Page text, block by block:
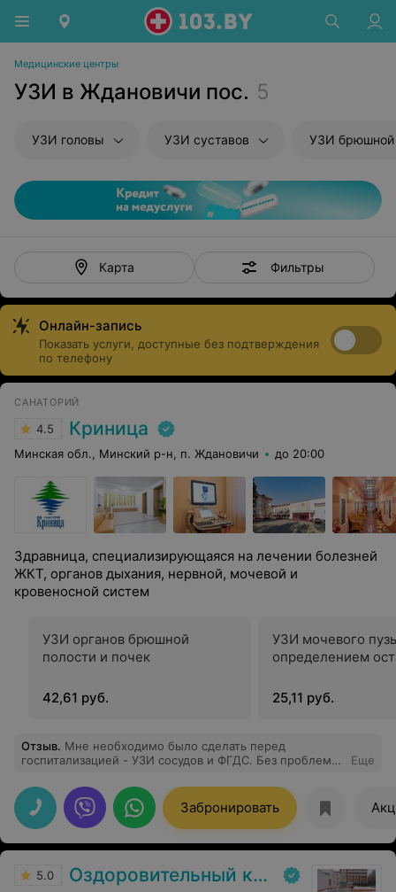
Медицинские центры
УЗИ в Ждановичи пос. 5
УЗИ головы УЗИ суставов УЗИ брюшной полости и
Карта Фильтры
Онлайн-запись
Показать услуги, доступные без подтверждения
по телефону
САНАТОРИЙ
4.5 Криница
Минская обл., Минский р-н, п. Ждановичи до 20:00
Здравница, специализирующаяся на лечении болезней
ЖКТ, органов дыхания, нервной, мочевой и
кровеносной систем
УЗИ органов брюшной
полости и почек
42,61 руб.
УЗИ мочевого
определением
25,11 руб.
Отзыв. Мне необходимо было сделать перед
госпитализацией - УЗИ сосудов и ФГДС. Без проблем
ожидания (как везде обычно), в течении 1.5 часа я
прошел обе процедуры. Все замечательно и четко
организовано. Огромная благодарность врачам -
Куделя С.И. и Автуховой Л.В., профессионально,
грамотно, на все вопросы я получил ответы и
Еще
Забронировать
5.0 Оздоровительный комплекс Центра подготовки кадров Минлесхоза